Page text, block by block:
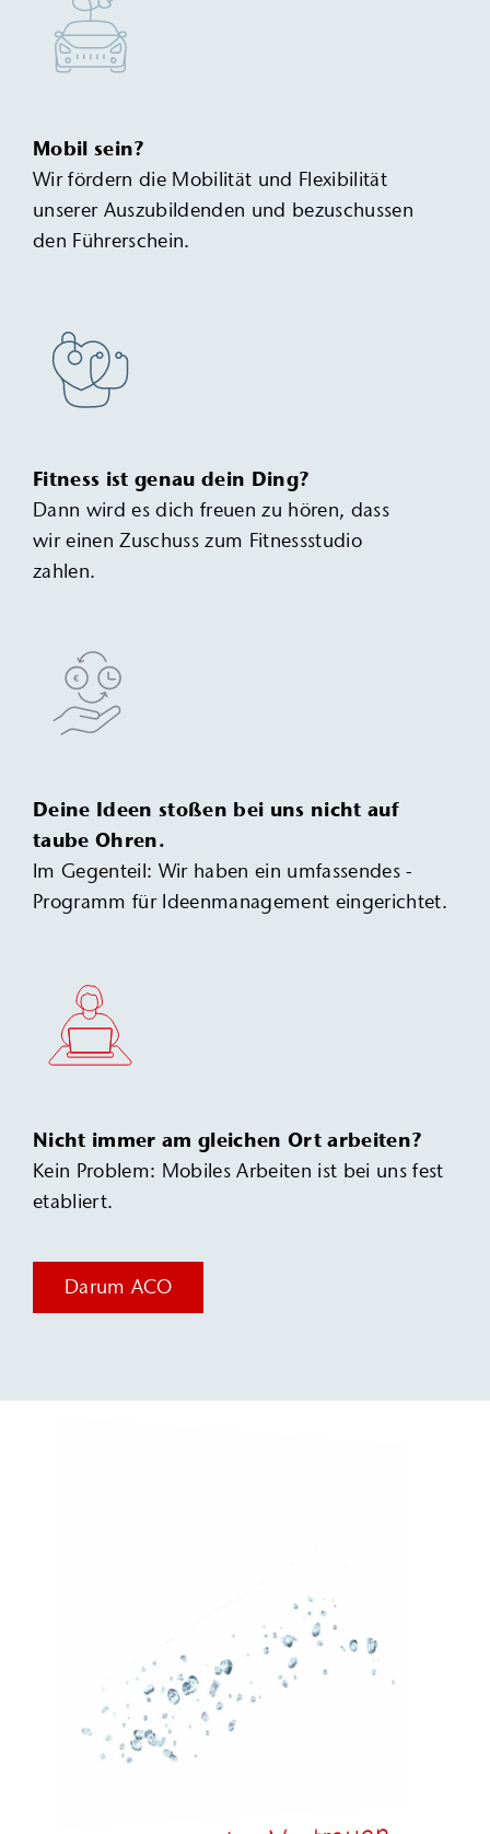
Mobil sein?
Wir fördern die Mobilität und Flexibilität
unserer Auszubildenden und bezuschussen
den Führerschein.
Fitness ist genau dein Ding?
Dann wird es dich freuen zu hören, dass
wir einen ­Zuschuss zum Fitnessstudio
zahlen.
Deine Ideen ­stoßen bei uns nicht auf
taube Ohren.
Im Gegenteil: Wir haben ein ­umfassendes ­
Programm für Ideen­management eingerichtet.
Nicht immer am gleichen Ort arbeiten?
Kein Problem: ­Mobiles Arbeiten ist bei uns fest
etabliert.
Darum ACO
Plan? Bock? Vision?